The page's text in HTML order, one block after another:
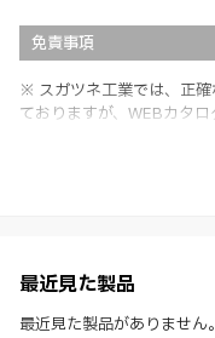
免責事項
※ スガツネ工業では、正
ておりますが、WEBカタ
社製品の使用ご検討、又
※ 本WEBサイト製品情報
約、プライバシーポリシー
最近見た製品
最近見た製品がありません。